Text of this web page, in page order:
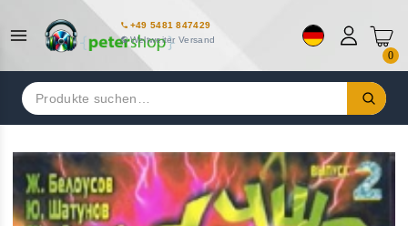
+49 5481 847429
Weltweiter Versand
0
Suchen
nach: